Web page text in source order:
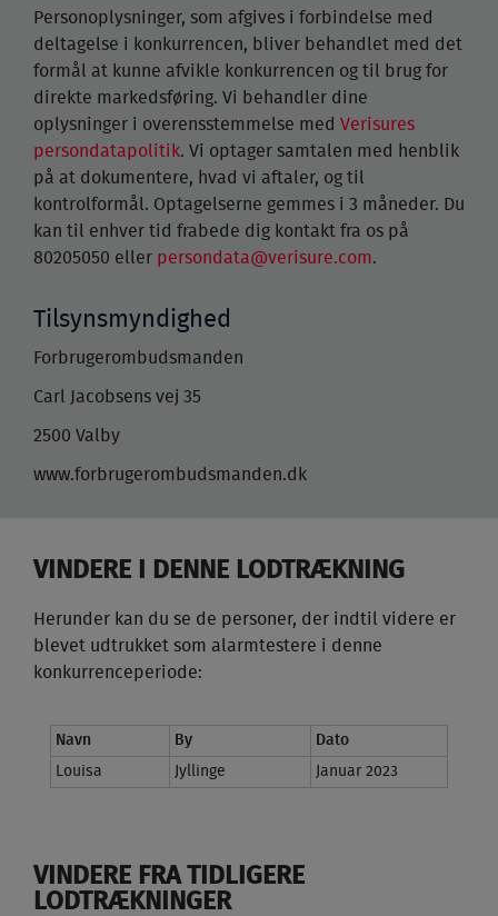
Personoplysninger, som afgives i forbindelse med
deltagelse i konkurrencen, bliver behandlet med det
formål at kunne afvikle konkurrencen og til brug for
direkte markedsføring. Vi behandler dine
oplysninger i overensstemmelse med Verisures
persondatapolitik. Vi optager samtalen med henblik
på at dokumentere, hvad vi aftaler, og til
kontrolformål. Optagelserne gemmes i 3 måneder. Du
kan til enhver tid frabede dig kontakt fra os på
80205050 eller persondata@verisure.com.
Tilsynsmyndighed
Forbrugerombudsmanden
Carl Jacobsens vej 35
2500 Valby
www.forbrugerombudsmanden.dk
VINDERE I DENNE LODTRÆKNING
Herunder kan du se de personer, der indtil videre er
blevet udtrukket som alarmtestere i denne
konkurrenceperiode:
Navn By
Dato
Louisa
Jyllinge Januar 2023
VINDERE FRA TIDLIGERE
LODTRÆKNINGER